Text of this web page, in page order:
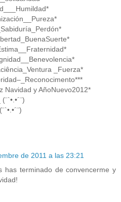
_Fuerza*
Navidad y AñoNuevo2012*
de 2011 a las 23:21
has terminado de convencerme y